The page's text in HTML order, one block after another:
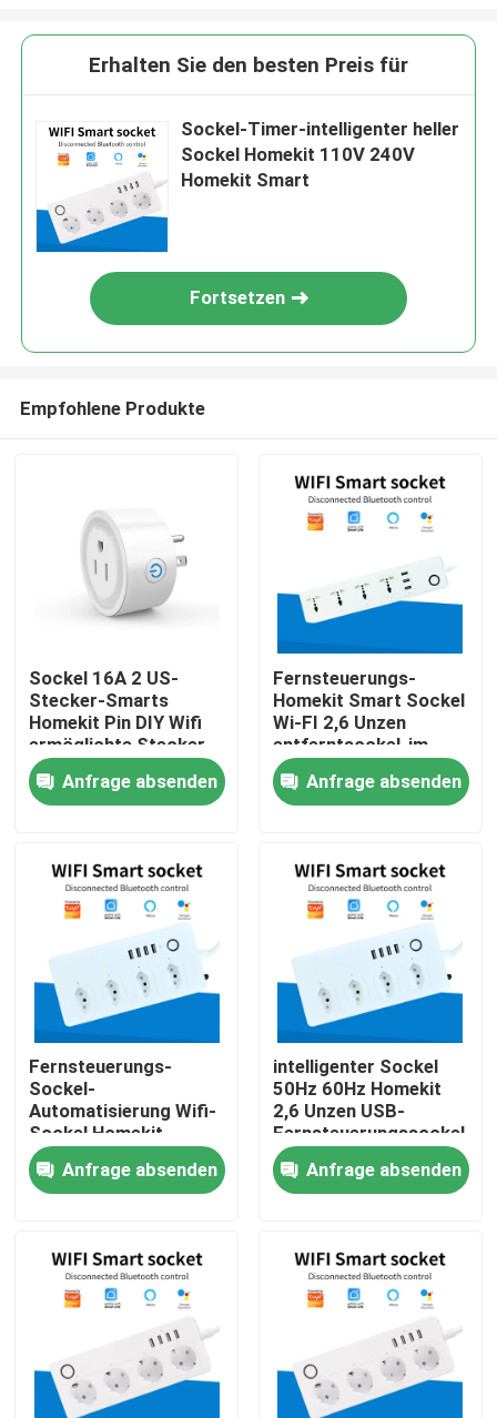
Haus
Über uns
Fabrik-Ausflug
Treten Sie mit uns in Verbindung
Fordern Sie ein Zitat
Intelligenter Schalter Homekit
WLAN-Smart-Switches
Zigbee Smart Switch
Erhalten Sie den besten Preis für
Sockel-Timer-intelligenter heller
Sockel Homekit 110V 240V
Homekit Smart
Fortsetzen
Empfohlene Produkte
Sockel 16A 2 US-
Stecker-Smarts
Homekit Pin DIY Wifi
ermöglichte Stecker-
Sockel
Anfrage absenden
Fernsteuerungs-
Homekit Smart Sockel
Wi-FI 2,6 Unzen
entferntsockel-im
Freien
Anfrage absenden
Fernsteuerungs-
Sockel-
Automatisierung Wifi-
Sockel Homekit
intelligenter
Anfrage absenden
intelligenter Sockel
50Hz 60Hz Homekit
2,6 Unzen USB-
Fernsteuerungssockel-
Anfrage absenden